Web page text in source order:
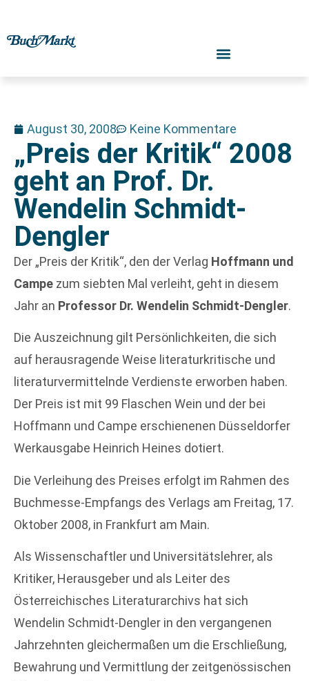
August 30, 2008 Keine Kommentare
„Preis der Kritik“ 2008
geht an Prof. Dr.
Wendelin Schmidt-
Dengler
Der „Preis der Kritik“, den der Verlag Hoffmann und
Campe zum siebten Mal verleiht, geht in diesem
Jahr an Professor Dr. Wendelin Schmidt-Dengler.
Die Auszeichnung gilt Persönlichkeiten, die sich
auf herausragende Weise literaturkritische und
literaturvermittelnde Verdienste erworben haben.
Der Preis ist mit 99 Flaschen Wein und der bei
Hoffmann und Campe erschienenen Düsseldorfer
Werkausgabe Heinrich Heines dotiert.
Die Verleihung des Preises erfolgt im Rahmen des
Buchmesse-Empfangs des Verlags am Freitag, 17.
Oktober 2008, in Frankfurt am Main.
Als Wissenschaftler und Universitätslehrer, als
Kritiker, Herausgeber und als Leiter des
Österreichisches Literaturarchivs hat sich
Wendelin Schmidt-Dengler in den vergangenen
Jahrzehnten gleichermaßen um die Erschließung,
Bewahrung und Vermittlung der zeitgenössischen